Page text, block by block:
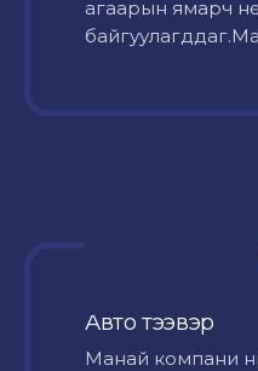
агаарын ямарч
Авто тээвэр
Mанай компани